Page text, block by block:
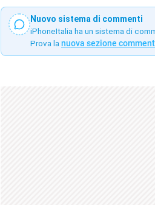
Nuovo sistema di commenti
iPhoneItalia ha un sistema di
Prova la nuova sezione